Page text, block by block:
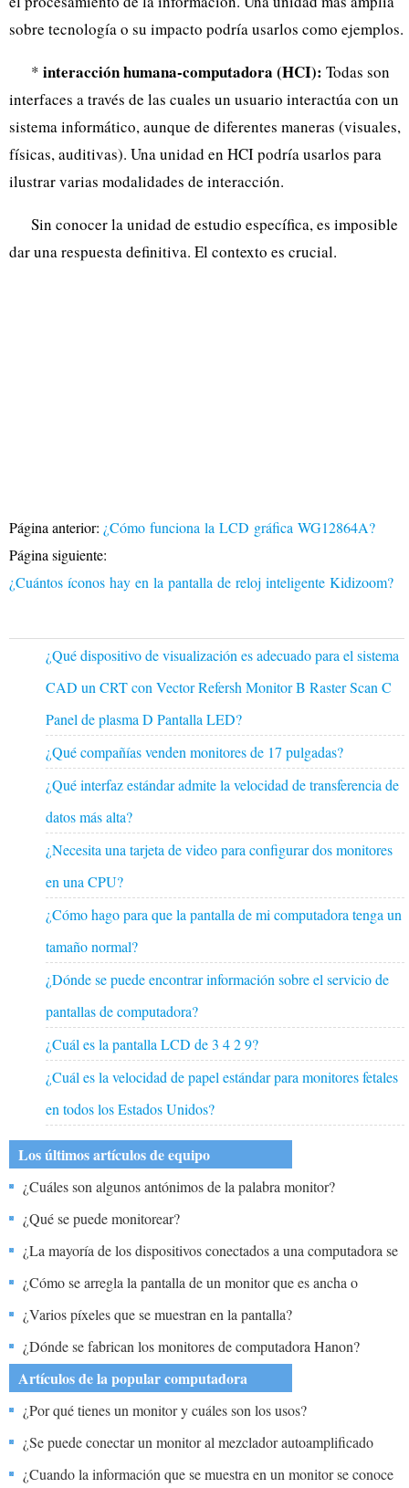
sobre tecnología o su impacto podría usarlos como ejemplos.
* interacción humana-computadora (HCI): Todas son
interfaces a través de las cuales un usuario interactúa con un
sistema informático, aunque de diferentes maneras (visuales,
físicas, auditivas). Una unidad en HCI podría usarlos para
ilustrar varias modalidades de interacción.
Sin conocer la unidad de estudio específica, es imposible
dar una respuesta definitiva. El contexto es crucial.
Página anterior: ¿Cómo funciona la LCD gráfica WG12864A?
Página siguiente:
¿Cuántos íconos hay en la pantalla de reloj inteligente Kidizoom?
¿Qué dispositivo de visualización es adecuado para el sistema
CAD un CRT con Vector Refersh Monitor B Raster Scan C
Panel de plasma D Pantalla LED?
¿Qué compañías venden monitores de 17 pulgadas?
¿Qué interfaz estándar admite la velocidad de transferencia de
datos más alta?
¿Necesita una tarjeta de video para configurar dos monitores
en una CPU?
¿Cómo hago para que la pantalla de mi computadora tenga un
tamaño normal?
¿Dónde se puede encontrar información sobre el servicio de
pantallas de computadora?
¿Cuál es la pantalla LCD de 3 4 2 9?
¿Cuál es la velocidad de papel estándar para monitores fetales
en todos los Estados Unidos?
Los últimos artículos de equipo
¿Cuáles son algunos antónimos de la palabra monitor?
¿Qué se puede monitorear?
¿La mayoría de los dispositivos conectados a una computadora se
comunican con la tarea del monitor?
¿Cómo se arregla la pantalla de un monitor que es ancha o
estirada en el centro y con bordes estrechos y aplastados?
¿Varios píxeles que se muestran en la pantalla?
¿Dónde se fabrican los monitores de computadora Hanon?
Artículos de la popular computadora
¿Por qué tienes un monitor y cuáles son los usos?
¿Se puede conectar un monitor al mezclador autoamplificado
Yamaha emx5000?
¿Cuando la información que se muestra en un monitor se conoce